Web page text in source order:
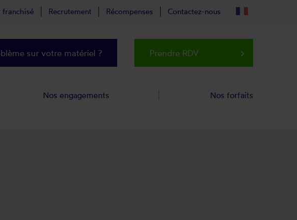
franchisé Recrutement Récompenses Contactez-nous
sur votre matériel ? Prendre RDV keyboard_arrow_right
Nos engagements Nos forfaits